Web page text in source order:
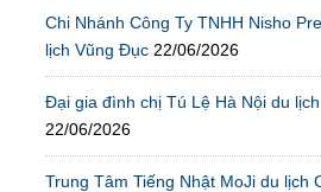
Chi Nhánh Công Ty TNHH Nisho
lịch Vũng Đục 22/06/2026
Đại gia đình chị Tú Lệ Hà Nội du
22/06/2026
Trung Tâm Tiếng Nhật MoJi du lịch